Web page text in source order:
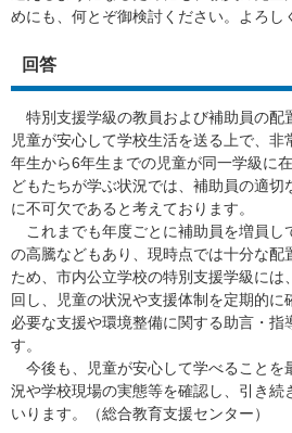
めにも、何とぞ御検討ください。よろし
回答
特別支援学級の教員および補助員の配
児童が安心して学校生活を送る上で、非
年生から6年生までの児童が同一学級に
どもたちが学ぶ状況では、補助員の適
に不可欠であると考えております。
これまでも年度ごとに補助員を増員し
の高騰などもあり、現時点では十分な配
ため、市内公立学校の特別支援学級には
回し、児童の状況や支援体制を定期的に
必要な支援や環境整備に関する助言・指
す。
今後も、児童が安心して学べることを
況や学校現場の実態等を確認し、引き続
いります。（総合教育支援センター）​